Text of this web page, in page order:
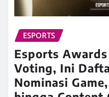
ESPORTS
Esports
Voting, Ini
Nominasi